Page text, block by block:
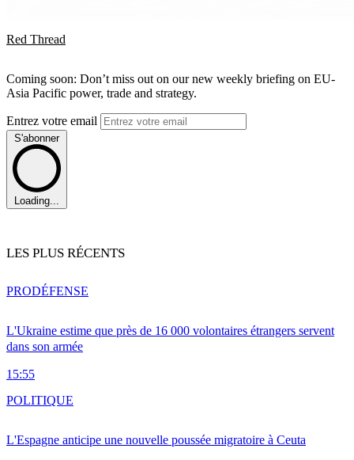
Red Thread
Coming soon: Don’t miss out on our new weekly briefing on EU-
Asia Pacific power, trade and strategy.
Entrez votre email
S'abonner
Loading...
LES PLUS RÉCENTS
L'Ukraine estime que près de 16 000 volontaires étrangers servent
dans son armée
15:55
PRODÉFENSE
L'Espagne anticipe une nouvelle poussée migratoire à Ceuta
POLITIQUE